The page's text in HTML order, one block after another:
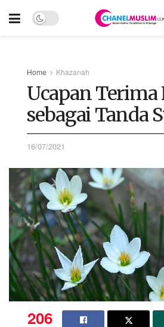
Home Khazanah
Ucapan Terima
sebagai Tanda
16/07/2021
206